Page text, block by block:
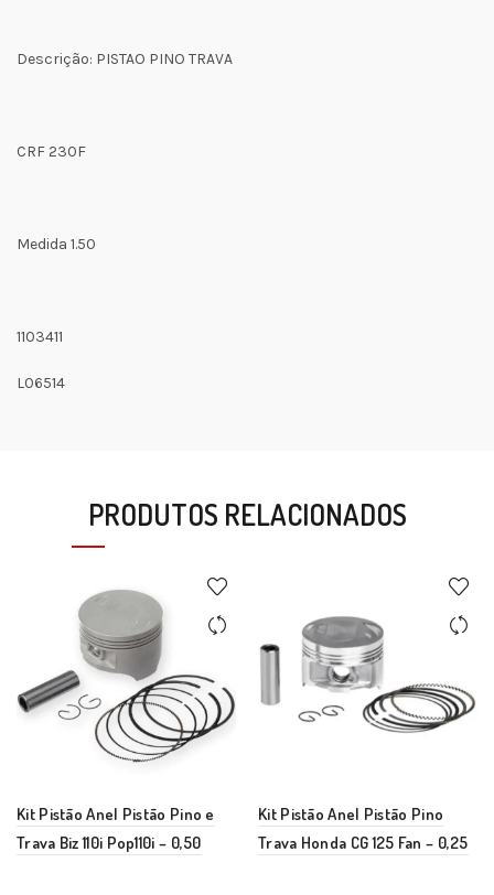
Descrição: PISTAO PINO TRAVA
CRF 230F
Medida 1.50
1103411
L06514
PRODUTOS RELACIONADOS
Kit Pistão Anel Pistão Pino e
Trava Biz 110i Pop110i – 0,50
Kit Pistão Anel Pistão Pino
Trava Honda CG 125 Fan – 0,25